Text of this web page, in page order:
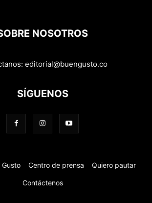
NOSOTROS
editorial@buengusto.co
SÍGUENOS
Centro de prensa Quiero pautar
Contáctenos